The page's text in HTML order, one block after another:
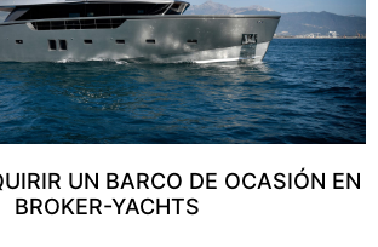
UN BARCO DE OCASIÓN EN
BROKER-YACHTS